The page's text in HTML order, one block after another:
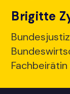
Brigitte